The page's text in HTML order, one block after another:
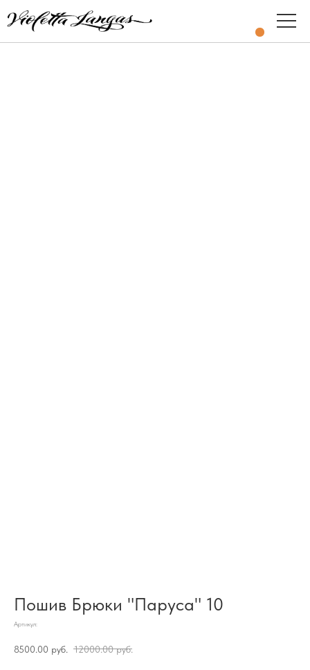
Пошив Брюки "Паруса" 10
Артикул:
8500.00 руб. 12000.00 руб.